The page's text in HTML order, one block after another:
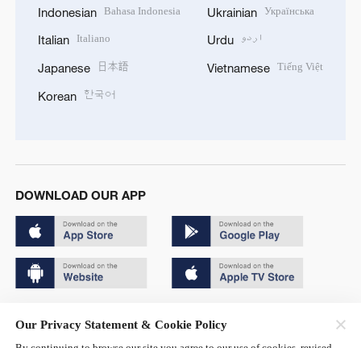
Indonesian Bahasa Indonesia
Italian Italiano
Japanese 日本語
Korean 한국어
Ukrainian Українська
Urdu اردو
Vietnamese Tiếng Việt
DOWNLOAD OUR APP
Our Privacy Statement & Cookie Policy